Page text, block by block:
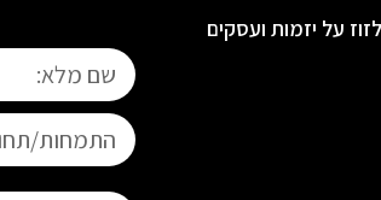
לזוז על יזמות ועסקים